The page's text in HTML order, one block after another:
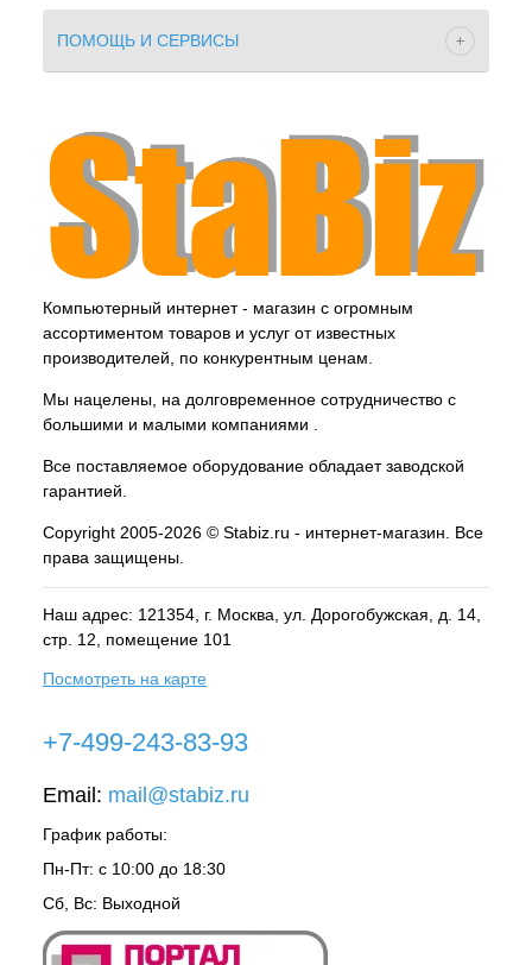
ПОМОЩЬ И СЕРВИСЫ
Компьютерный интернет - магазин с огромным
ассортиментом товаров и услуг от известных
производителей, по конкурентным ценам.
Мы нацелены, на долговременное сотрудничество с
большими и малыми компаниями .
Все поставляемое оборудование обладает заводской
гарантией.
Copyright 2005-2026 © Stabiz.ru - интернет-магазин. Все
права защищены.
Наш адрес: 121354, г. Москва , ул. Дорогобужская, д. 14,
стр. 12, помещение 101
Посмотреть на карте
+7-499-243-83-93
Email: mail@stabiz.ru
График работы:
Пн-Пт: с 10:00 до 18:30
Сб, Вс: Выходной